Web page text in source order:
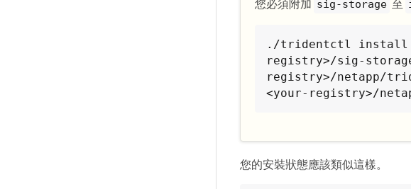
您必須附加 sig-storage 至
./tridentctl install
registry>/sig-
registry>/netapp/
<your-registry>/
您的安裝狀態應該類似這樣。